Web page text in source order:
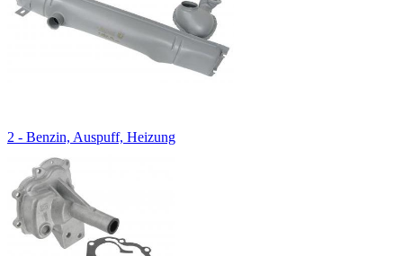
2 - Benzin, Auspuff, Heizung